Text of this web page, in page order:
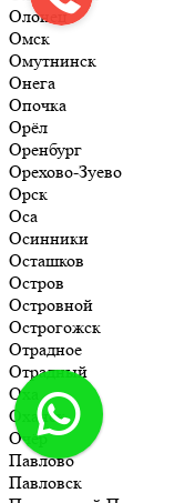
Олонец
Омск
Омутнинск
Онега
Опочка
Орёл
Оренбург
Орехово-Зуево
Орск
Оса
Осинники
Осташков
Остров
Островной
Острогожск
Отрадное
Отрадный
Оха
Оханск
Очёр
Павлово
Павловск